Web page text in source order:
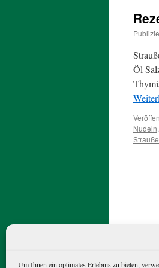
Um Ihnen ein optimales Erlebnis zu bieten,
Öl
Nudeln,